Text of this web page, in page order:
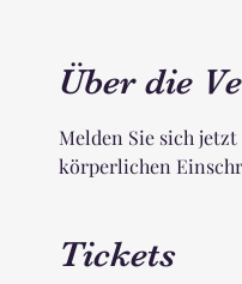
Über die
Melden Sie sich
körperlichen
Tickets